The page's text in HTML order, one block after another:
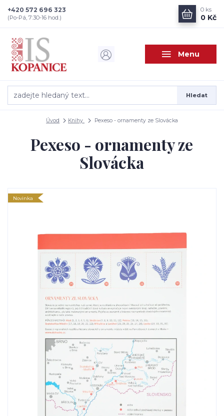
Menu
Hledat
+420 572 696 323
(Po-Pá, 7:30-16 hod.)
0 ks
0 Kč
Úvod Knihy Pexeso - ornamenty ze Slovácka
Pexeso - ornamenty ze
Slovácka
Novinka